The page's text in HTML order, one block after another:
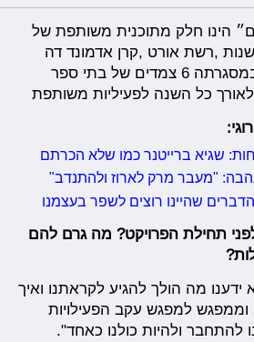
הינו חלק מתוכנית משותפת של
,רשת אורט ,קרן אדמונד דה
רוטשילד וגוגל ישראל. במסגרתה 6 צמדים של בתי ספר
לאורך כל השנה לפעיליות משותפת
שגיא ברייטנר כמו שלא הכרתם
"מעבר מרק לארוז ולהתנדב"
שהיינו רוצים לשפר בעצמנו
תחילת הפרויקט? מה גרם להם
ידענו מה הולך להגיע לקראתנו ואיך
וממפגש למפגש עקב הפעילויות
להתחבר ולהיות כולנו כאחד".